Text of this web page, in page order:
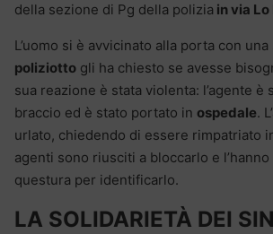
della sezione di Pg della polizia in via
L’uomo si è avvicinato alla porta con
poliziotto gli ha chiesto se avesse
sua reazione è stata violenta: l’agente è
braccio ed è stato portato in ospedale.
urlato, chiedendo di essere rimpatriato
agenti sono riusciti a bloccarlo e
questura per identificarlo.
LA SOLIDARIETÀ DEI